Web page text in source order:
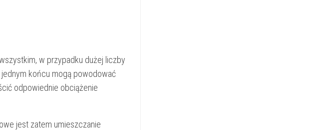
w przypadku dużej liczby
końcu mogą powodować
odpowiednie obciążenie
jest zatem umieszczanie